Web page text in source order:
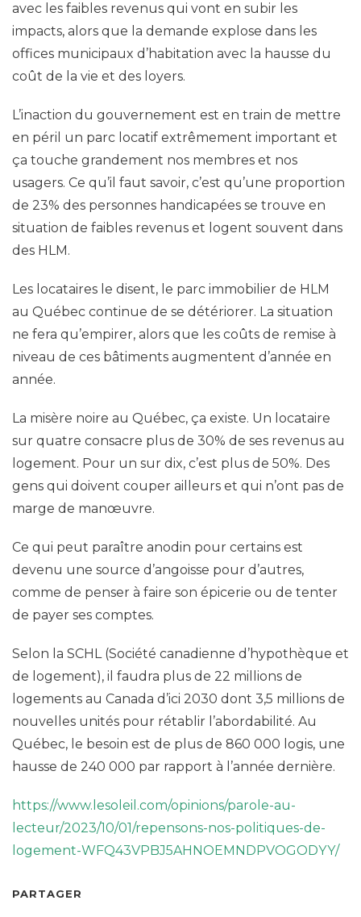
avec les faibles revenus qui vont en subir les
impacts, alors que la demande explose dans les
offices municipaux d’habitation avec la hausse du
coût de la vie et des loyers.
L’inaction du gouvernement est en train de mettre
en péril un parc locatif extrêmement important et
ça touche grandement nos membres et nos
usagers. Ce qu’il faut savoir, c’est qu’une proportion
de 23% des personnes handicapées se trouve en
situation de faibles revenus et logent souvent dans
des HLM.
Les locataires le disent, le parc immobilier de HLM
au Québec continue de se détériorer. La situation
ne fera qu’empirer, alors que les coûts de remise à
niveau de ces bâtiments augmentent d’année en
année.
La misère noire au Québec, ça existe. Un locataire
sur quatre consacre plus de 30% de ses revenus au
logement. Pour un sur dix, c’est plus de 50%. Des
gens qui doivent couper ailleurs et qui n’ont pas de
marge de manœuvre.
Ce qui peut paraître anodin pour certains est
devenu une source d’angoisse pour d’autres,
comme de penser à faire son épicerie ou de tenter
de payer ses comptes.
Selon la SCHL (Société canadienne d’hypothèque et
de logement), il faudra plus de 22 millions de
logements au Canada d’ici 2030 dont 3,5 millions de
nouvelles unités pour rétablir l’abordabilité. Au
Québec, le besoin est de plus de 860 000 logis, une
hausse de 240 000 par rapport à l’année dernière.
https://www.lesoleil.com/opinions/parole-au-
lecteur/2023/10/01/repensons-nos-politiques-de-
logement-WFQ43VPBJ5AHNOEMNDPVOGODYY/
PARTAGER